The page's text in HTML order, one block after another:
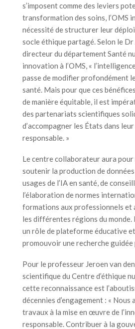
s’imposent comme des leviers
transformation des soins, l’OMS
nécessité de structurer leur
socle éthique partagé. Selon le
directeur du département Santé
innovation à l’OMS, «
passe de modifier profondément
santé. Mais pour que ces
de manière équitable, il est
des partenariats scientifiques
d’accompagner les États dans
responsable. »
Le centre collaborateur aura pour
soutenir la production de
usages de l’IA en santé, de
l’élaboration de normes
formations aux professionnels et
les différentes régions du
un rôle de plateforme éducative
promouvoir une recherche guidée
Pour le professeur Jeroen van
scientifique du Centre d’éthique
cette reconnaissance est
décennies d’engagement : « Nous
travaux à la mise en œuvre de
responsable. Contribuer à la